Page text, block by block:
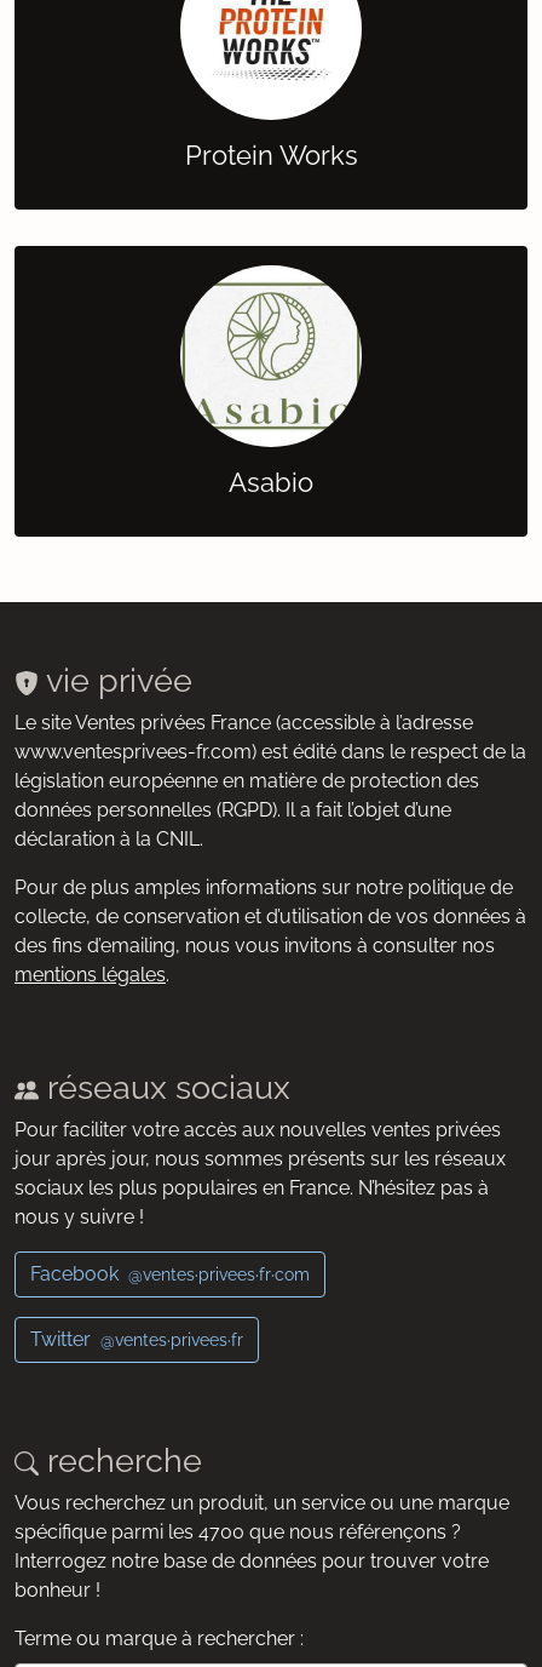
Protein Works
Asabio
vie privée
Le site Ventes privées France (accessible à l’adresse
www.ventesprivees-fr.com) est édité dans le respect de la
législation européenne en matière de protection des
données personnelles (RGPD). Il a fait l’objet d’une
déclaration à la CNIL.
Pour de plus amples informations sur notre politique de
collecte, de conservation et d’utilisation de vos données à
des fins d’emailing, nous vous invitons à consulter nos
mentions légales.
réseaux sociaux
Pour faciliter votre accès aux nouvelles ventes privées
jour après jour, nous sommes présents sur les réseaux
sociaux les plus populaires en France. N’hésitez pas à
nous y suivre !
Facebook @ventes·privees·fr·com
Twitter @ventes·privees·fr
recherche
Vous recherchez un produit, un service ou une marque
spécifique parmi les 4700 que nous référençons ?
Interrogez notre base de données pour trouver votre
bonheur !
Terme ou marque à rechercher :